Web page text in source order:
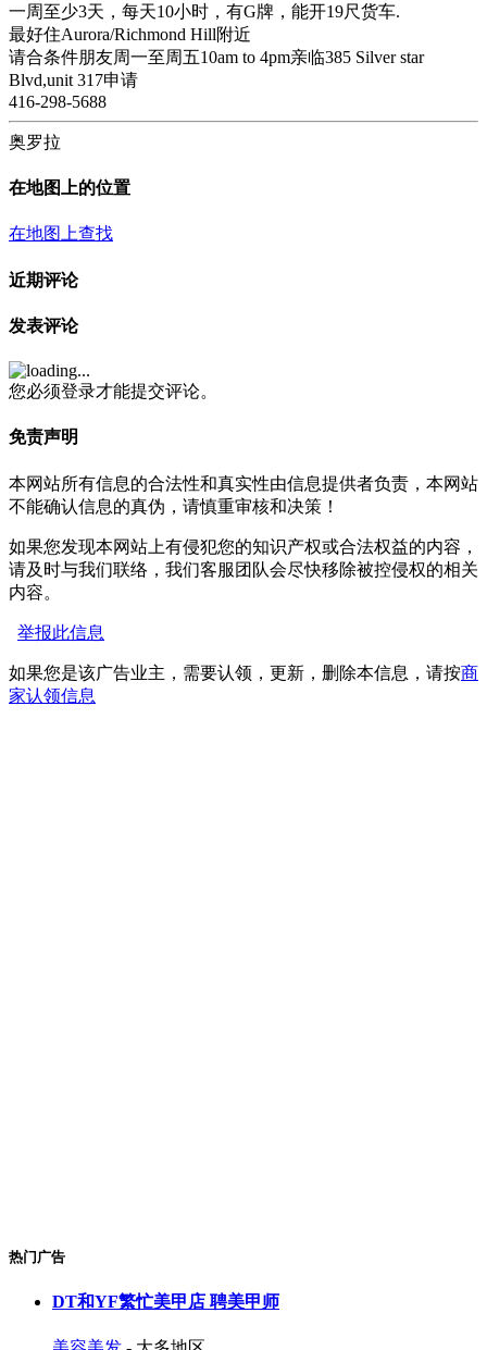
一周至少3天，每天10小时，有G牌，能开19尺货车.
最好住Aurora/Richmond Hill附近
请合条件朋友周一至周五10am to 4pm亲临385 Silver star
Blvd,unit 317申请
416-298-5688
奥罗拉
在地图上的位置
在地图上查找
近期评论
发表评论
您必须登录才能提交评论。
免责声明
本网站所有信息的合法性和真实性由信息提供者负责，本网站
不能确认信息的真伪，请慎重审核和决策！
如果您发现本网站上有侵犯您的知识产权或合法权益的内容，
请及时与我们联络，我们客服团队会尽快移除被控侵权的相关
内容。
举报此信息
如果您是该广告业主，需要认领，更新，删除本信息，请按商
家认领信息
热门广告
DT和YF繁忙美甲店 聘美甲师